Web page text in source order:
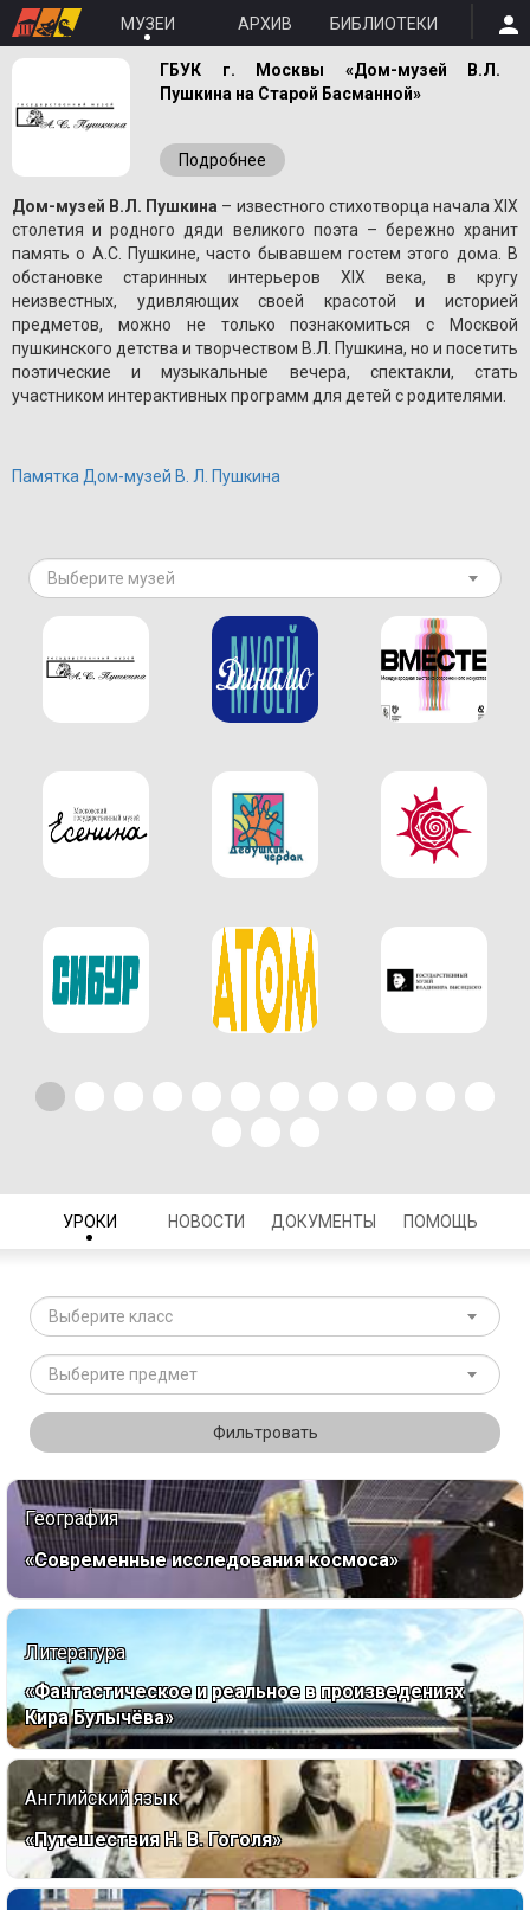
МУЗЕИ АРХИВ БИБЛИОТЕКИ
ГБУК г. Москвы «Дом-музей В.Л.
Пушкина на Старой Басманной»
Подробнее
Дом-музей В.Л. Пушкина – известного стихотворца начала XIX
столетия и родного дяди великого поэта – бережно хранит
память о A.С. Пушкине, часто бывавшем гостем этого дома. В
обстановке старинных интерьеров XIX века, в кругу
неизвестных, удивляющих своей красотой и историей
предметов, можно не только познакомиться с Москвой
пушкинского детства и творчеством В.Л. Пушкина, но и посетить
поэтические и музыкальные вечера, спектакли, стать
участником интерактивных программ для детей с родителями.
Памятка Дом-музей В. Л. Пушкина
Выберите музей
УРОКИ НОВОСТИ ДОКУМЕНТЫ ПОМОЩЬ
Выберите класс
Выберите предмет
Фильтровать
География
«Современные исследования космоса»
Литература
«Фантастическое и реальное в произведениях
Кира Булычёва»
Английский язык
«Путешествия Н. В. Гоголя»